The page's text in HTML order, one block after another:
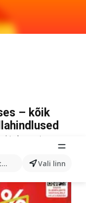
Vali linn
– kõik
tulemust.